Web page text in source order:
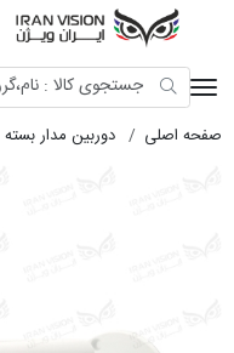
صفحه اصلی دوربین مدار بسته